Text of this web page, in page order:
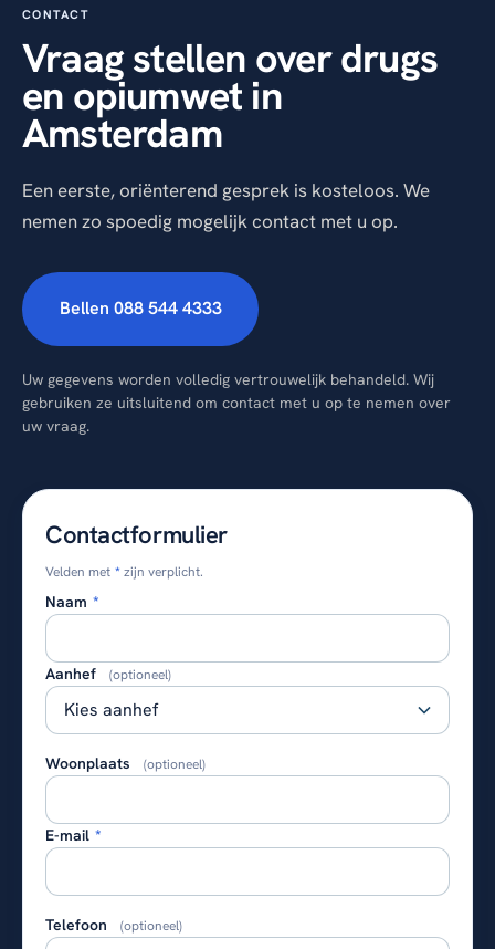
CONTACT
Vraag stellen over drugs
en opiumwet in
Amsterdam
Een eerste, oriënterend gesprek is kosteloos. We
nemen zo spoedig mogelijk contact met u op.
Bellen 088 544 4333
Uw gegevens worden volledig vertrouwelijk behandeld. Wij
gebruiken ze uitsluitend om contact met u op te nemen over
uw vraag.
Contactformulier
Velden met *zijn verplicht.
Naam *
Aanhef (optioneel)
Woonplaats (optioneel)
E-mail *
Telefoon (optioneel)